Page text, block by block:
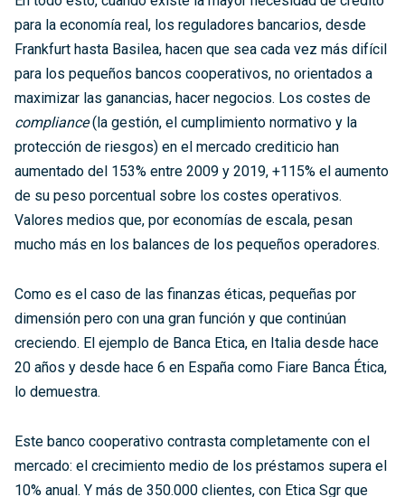
para la economía real, los reguladores bancarios, desde
Frankfurt hasta Basilea, hacen que sea cada vez más difícil
para los pequeños bancos cooperativos, no orientados a
maximizar las ganancias, hacer negocios. Los costes de
compliance(la gestión, el cumplimiento normativo y la
protección de riesgos) en el mercado crediticio han
aumentado del 153% entre 2009 y 2019, +115% el aumento
de su peso porcentual sobre los costes operativos.
Valores medios que, por economías de escala, pesan
mucho más en los balances de los pequeños operadores.
Como es el caso de las finanzas éticas, pequeñas por
dimensión pero con una gran función y que continúan
creciendo. El ejemplo de Banca Etica, en Italia desde hace
20 años y desde hace 6 en España como Fiare Banca Ética,
lo demuestra.
Este banco cooperativo contrasta completamente con el
mercado: el crecimiento medio de los préstamos supera el
10% anual. Y más de 350.000 clientes, con Etica Sgr que